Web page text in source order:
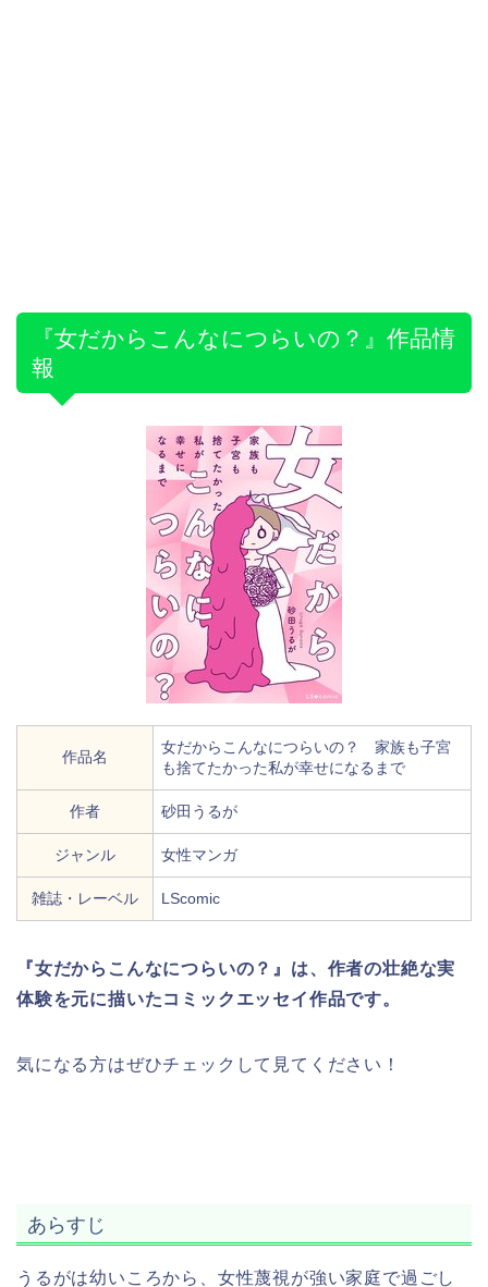
『女だからこんなにつらいの？』作品情
報
作品名
女だからこんなにつらいの？ 家族も子宮
も捨てたかった私が幸せになるまで
作者 砂田うるが
ジャンル 女性マンガ
雑誌・レーベル LScomic
『女だからこんなにつらいの？』は、作者の壮絶な実
体験を元に描いたコミックエッセイ作品です。
気になる方はぜひチェックして見てください！
あらすじ
うるがは幼いころから、女性蔑視が強い家庭で過ごし